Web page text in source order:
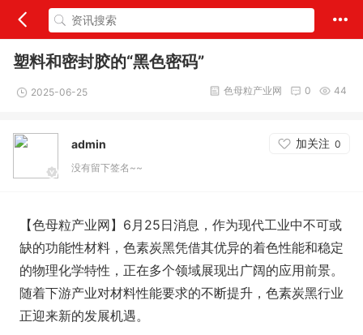
塑料和密封胶的“黑色密码”
2025-06-25 44
0
色母粒产业网
admin 加关注 0
没有留下签名~~
【色母粒产业网】6月25日消息，作为现代工业中不可或
缺的功能性材料，色素炭黑凭借其优异的着色性能和稳定
的物理化学特性，正在多个领域展现出广阔的应用前景。
随着下游产业对材料性能要求的不断提升，色素炭黑行业
正迎来新的发展机遇。